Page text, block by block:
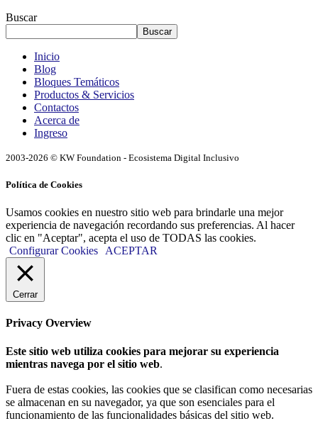
Buscar
Buscar
Inicio
Blog
Bloques Temáticos
Productos & Servicios
Contactos
Acerca de
Ingreso
2003-2026 © KW Foundation - Ecosistema Digital Inclusivo
Política de Cookies
Usamos cookies en nuestro sitio web para brindarle una mejor
experiencia de navegación recordando sus preferencias. Al hacer
clic en "Aceptar", acepta el uso de TODAS las cookies.
Configurar Cookies
ACEPTAR
Cerrar
Privacy Overview
Este sitio web utiliza cookies para mejorar su experiencia
mientras navega por el sitio web.
Fuera de estas cookies, las cookies que se clasifican como necesarias
se almacenan en su navegador, ya que son esenciales para el
funcionamiento de las funcionalidades básicas del sitio web.